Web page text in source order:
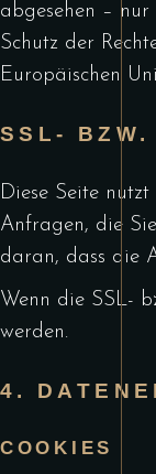
abgesehen –
Schutz der
Europäischen
SSL- BZW.
Diese Seite
Anfragen, die
daran, dass die
Wenn die SSL-
werden.
4.
COOKIES